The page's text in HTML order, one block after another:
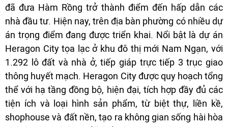
đã đưa Hàm Rồng trở thành điểm đến hấp dẫn các
nhà đầu tư. Hiện nay, trên địa bàn phường có nhiều dự
án trọng điểm đang được triển khai. Nổi bật là dự án
Heragon City tọa lạc ở khu đô thị mới Nam Ngạn, với
1.292 lô đất và nhà ở, tiếp giáp trực tiếp 3 trục giao
thông huyết mạch. Heragon City được quy hoạch tổng
thể với hạ tầng đồng bộ, hiện đại, tích hợp đầy đủ các
tiện ích và loại hình sản phẩm, từ biệt thự, liền kề,
shophouse và đất nền, tạo ra không gian sống hài hòa